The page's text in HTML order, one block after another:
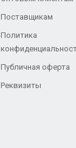
Поставщикам
Политика
Публичная оферта
Реквизиты